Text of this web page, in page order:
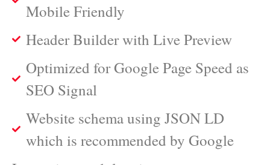
Mobile Friendly
Header Builder with Live Preview
Optimized for Google Page Speed as
SEO Signal
Website schema using JSON LD
which is recommended by Google